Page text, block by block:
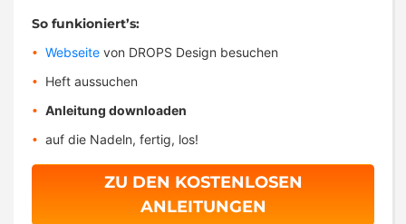
So funkioniert’s:
Webseite von DROPS Design besuchen
Heft aussuchen
Anleitung downloaden
auf die Nadeln, fertig, los!
ZU DEN KOSTENLOSEN
ANLEITUNGEN